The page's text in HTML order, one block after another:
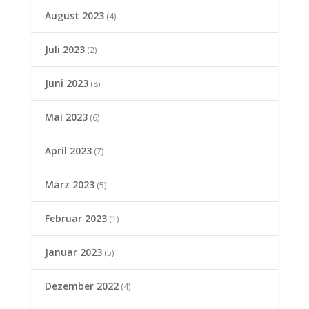
August 2023(4)
Juli 2023(2)
Juni 2023(8)
Mai 2023(6)
April 2023(7)
März 2023(5)
Februar 2023(1)
Januar 2023(5)
Dezember 2022(4)